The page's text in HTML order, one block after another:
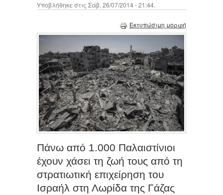
Υποβλήθηκε στις Σάβ, 26/07/2014 - 21:44.
Εκτυπώσιμη μορφή
Πάνω από 1.000 Παλαιστίνιοι
έχουν χάσει τη ζωή τους από τη
στρατιωτική επιχείρηση του
Ισραήλ στη Λωρίδα της Γάζας